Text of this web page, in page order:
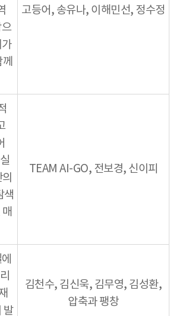
고등어, 송유나, 이해민선, 정수정
색
TEAM AI-GO, 전보경, 신이피
발
김천수, 김신욱, 김무영, 김성환,
압축과 팽창